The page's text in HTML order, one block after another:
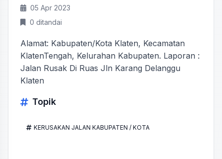
05 Apr 2023
0 ditandai
Alamat: Kabupaten/Kota Klaten, Kecamatan
KlatenTengah, Kelurahan Kabupaten. Laporan :
Jalan Rusak Di Ruas Jln Karang Delanggu
Klaten
Topik
KERUSAKAN JALAN KABUPATEN / KOTA